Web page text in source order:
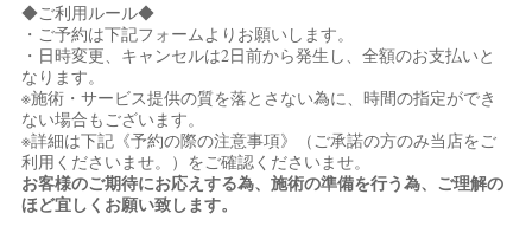
◆ご利用ルール◆
・ご予約は下記フォームよりお願いします。
・日時変更、キャンセルは2日前から発生し、全額のお支払いと
なります。
※施術・サービス提供の質を落とさない為に、時間の指定ができ
ない場合もございます。
※詳細は下記《予約の際の注意事項》（ご承諾の方のみ当店をご
利用くださいませ。）をご確認くださいませ。
お客様のご期待にお応えする為、施術の準備を行う為、ご理解の
ほど宜しくお願い致します。